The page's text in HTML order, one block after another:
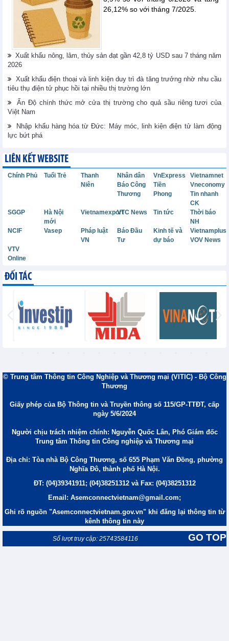
26,12% so với tháng 7/2025.
Xuất khẩu nông, lâm, thủy sản đạt gần 42,8 tỷ USD sau 7 tháng năm
2026
Xuất khẩu điện thoại và linh kiện duy trì đà tăng trưởng nhờ nhu cầu
tiêu thụ điện tử phục hồi tại nhiều thị trường lớn
Ấn Độ chính thức mở cửa thị trường cho quả sầu riêng tươi của
Việt Nam
Nhập khẩu hàng hóa từ Đức: Máy móc, linh kiện điện tử làm động
lực bứt phá
LIÊN KẾT WEBSITE
Chính Phủ Tuổi Trẻ
Thanh
Niên
Nhân dân VnExpress
Vietnamnet
Báo Công
Thương
Tiền
Phong
Vneconomy
Tin nhanh
CK
SGGP
Hà Nội
mới
VietnamexportVTC News Tin tức
Thời báo
NH
NCIF
Vasep
Pháp luật
VN
Báo Đầu
Tư
Kinh tế và
dự báo
Vietnamplus
VOV News
VTV
Online
ĐỐI TÁC
© Trung tâm Thông tin Công Nghiệp và Thương mại (VITIC) - Bộ Công
Thương
Giấy phép của Bộ Thông tin và Truyền thông số 115/GP-TTĐT, cấp
ngày 5/6/2024
Người chịu trách nhiệm chính: Nguyễn Quốc Lân, Phó Giám đốc
Trung tâm Thông tin Công nghiệp và Thương mại
Địa chỉ: Tòa nhà Bộ Công Thương, số 655 Phạm Văn Đồng, phường
Nghĩa Đô, thành phố Hà Nội.
ĐT: (04)39341911; (04)38251312 và Fax: (04)38251312
Email: Asemconnectvietnam@gmail.com;
Ghi rõ nguồn "Asemconnectvietnam.gov.vn" khi đăng lại thông tin từ
kênh thông tin này
GO TOP
Số lượt truy cập: 25743584116